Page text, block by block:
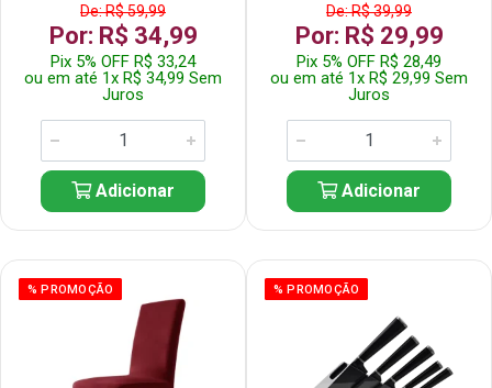
De: R$ 59,99
Por: R$ 34,99
Pix 5% OFF R$ 33,24
ou em até 1x R$ 34,99 Sem
Juros
Adicionar
De: R$ 39,99
Por: R$ 29,99
Pix 5% OFF R$ 28,49
ou em até 1x R$ 29,99 Sem
Juros
Adicionar
% PROMOÇÃO % PROMOÇÃO